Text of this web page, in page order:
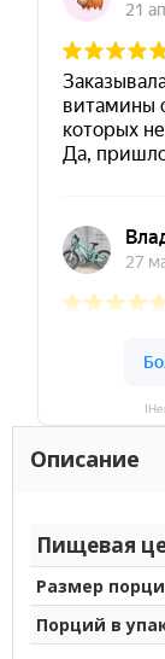
Описание
Пищевая
Размер
Порций в